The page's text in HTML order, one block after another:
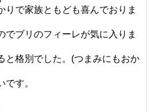
りで家族ともども喜んでおりま
でブリのフィーレが気に入りま
と格別でした。(つまみにもおか
す。